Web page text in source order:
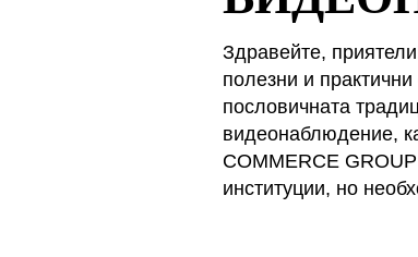
Здравейте,
полезни и
пословичната
видеонаблюдение,
COMMERCE
институции, но